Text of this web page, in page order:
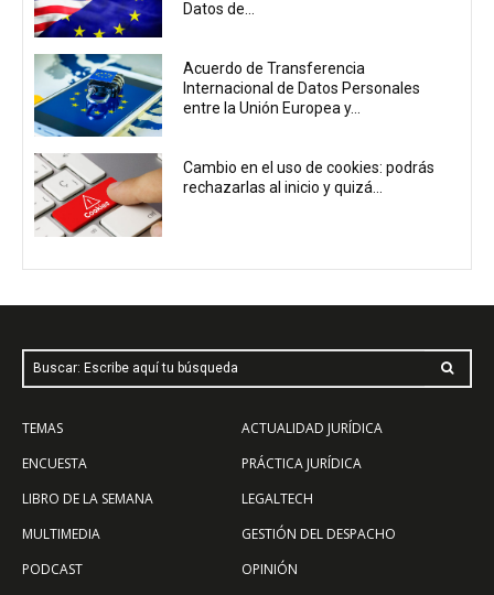
Datos de...
Acuerdo de Transferencia
Internacional de Datos Personales
entre la Unión Europea y...
Cambio en el uso de cookies: podrás
rechazarlas al inicio y quizá...
Buscar: Escribe aquí tu búsqueda
TEMAS
ENCUESTA
LIBRO DE LA SEMANA
MULTIMEDIA
PODCAST
ACTUALIDAD JURÍDICA
PRÁCTICA JURÍDICA
LEGALTECH
GESTIÓN DEL DESPACHO
OPINIÓN